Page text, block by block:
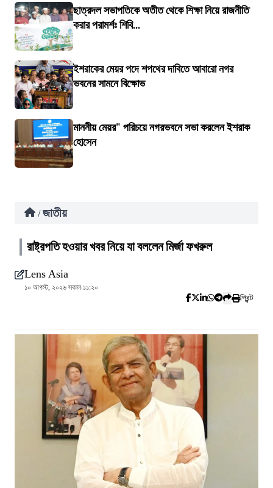
ছাত্রদল সভাপতিকে অতীত থেকে শিক্ষা নিয়ে রাজনীতি
করার পরামর্শঃ শিবি...
ইশরাকের মেয়র পদে শপথের দাবিতে আবারো নগর
ভবনের সামনে বিক্ষোভ
মাননীয় মেয়র" পরিচয়ে নগরভবনে সভা করলেন ইশরাক
হোসেন
/ জাতীয়
রাষ্ট্রপতি হওয়ার খবর নিয়ে যা বললেন মির্জা ফখরুল
Lens Asia
১০ আগস্ট, ২০২৬ সকাল ১১:২০
প্রিন্ট